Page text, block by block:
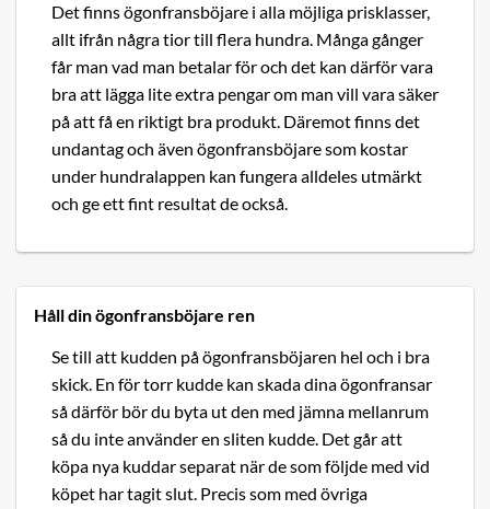
Det finns ögonfransböjare i alla möjliga prisklasser,
allt ifrån några tior till flera hundra. Många gånger
får man vad man betalar för och det kan därför vara
bra att lägga lite extra pengar om man vill vara säker
på att få en riktigt bra produkt. Däremot finns det
undantag och även ögonfransböjare som kostar
under hundralappen kan fungera alldeles utmärkt
och ge ett fint resultat de också.
Håll din ögonfransböjare ren
Se till att kudden på ögonfransböjaren hel och i bra
skick. En för torr kudde kan skada dina ögonfransar
så därför bör du byta ut den med jämna mellanrum
så du inte använder en sliten kudde. Det går att
köpa nya kuddar separat när de som följde med vid
köpet har tagit slut. Precis som med övriga